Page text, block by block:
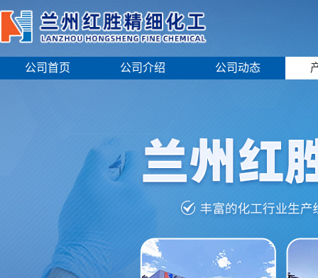
公司首页 公司介绍 公司动态